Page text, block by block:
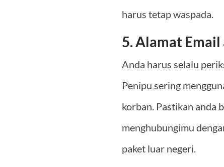
harus tetap waspada.
5. Alamat
Anda harus selalu
Penipu sering
korban. Pastikan anda
menghubungimu
paket luar negeri.